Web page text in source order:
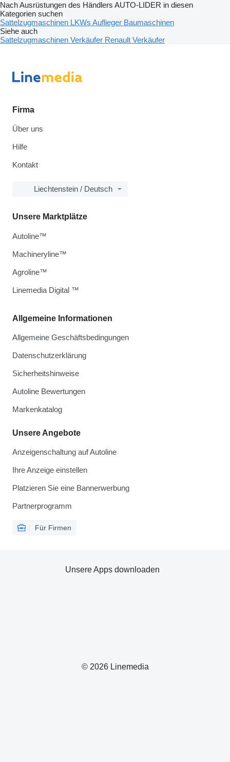
Nach Ausrüstungen des Händlers AUTO-LIDER in diesen
Kategorien suchen
Sattelzugmaschinen LKWs Auflieger Baumaschinen
Siehe auch
Sattelzugmaschinen Verkäufer Renault Verkäufer
Firma
Über uns
Hilfe
Kontakt
Liechtenstein / Deutsch
Allgemeine Informationen
Allgemeine Geschäftsbedingungen
Datenschutzerklärung
Sicherheitshinweise
Autoline Bewertungen
Markenkatalog
Unsere Angebote
Anzeigenschaltung auf Autoline
Ihre Anzeige einstellen
Platzieren Sie eine Bannerwerbung
Partnerprogramm
Für Firmen
Unsere Marktplätze
Autoline™
Machineryline™
Agroline™
Linemedia Digital ™
© 2026 Linemedia
Unsere Apps downloaden